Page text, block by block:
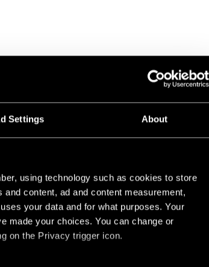
Settings About
using technology such as cookies to store
content, ad and content measurement,
your data and for what purposes. Your
made your choices. You can change or
on the Privacy trigger icon.